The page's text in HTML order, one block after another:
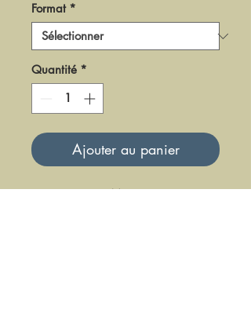
Format *
Quantité *
Ajouter au panier
DM0819